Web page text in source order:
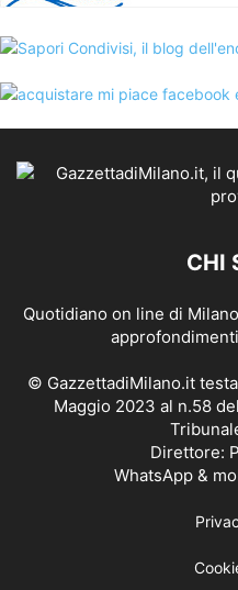
CHI
Quotidiano on line di
© GazzettadiMilano.it
Maggio 2023 al n.58
Direttore:
WhatsApp &